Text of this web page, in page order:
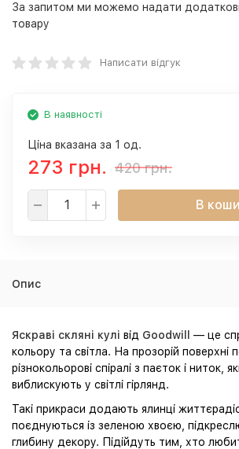
За запитом ми можемо надати
товару
Написати відгук
В наявності
Ціна вказана за 1 од.
273 грн. 420 грн.
В
Опис
Яскраві скляні кулі від Goodwill
— це
кольору та світла. На прозорій поверхні
різнокольорові спіралі з паєток і ниток,
виблискують у світлі гірлянд.
Такі прикраси додають ялинці
поєднуються із зеленою хвоєю,
глибину декору. Підійдуть тим, хто